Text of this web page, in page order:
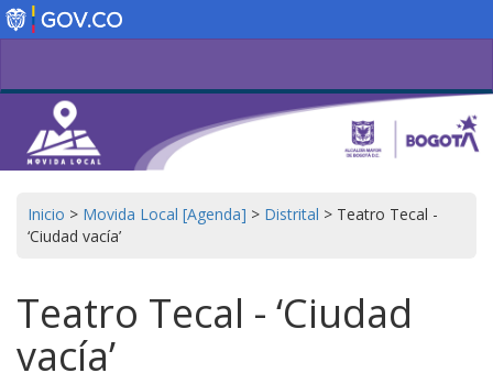
Pasar
al
Inicio > Movida Local [Agenda] > Distrital > Teatro Tecal -
‘Ciudad vacía’
Teatro Tecal - ‘Ciudad
vacía’